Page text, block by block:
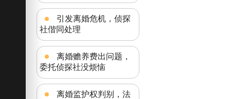
引发离婚危机，侦探
社偕同处理
离婚赡养费出问题，
委托侦探社没烦恼
离婚监护权判别，法